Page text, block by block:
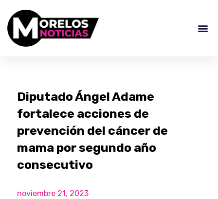
Diputado Ángel Adame
fortalece acciones de
prevención del cáncer de
mama por segundo año
consecutivo
noviembre 21, 2023